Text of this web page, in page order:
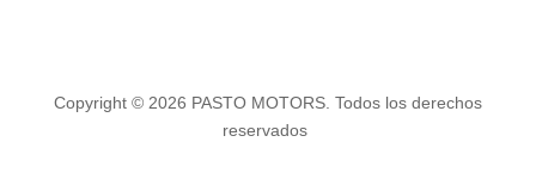
Copyright © 2026 PASTO MOTORS. Todos los derechos
reservados